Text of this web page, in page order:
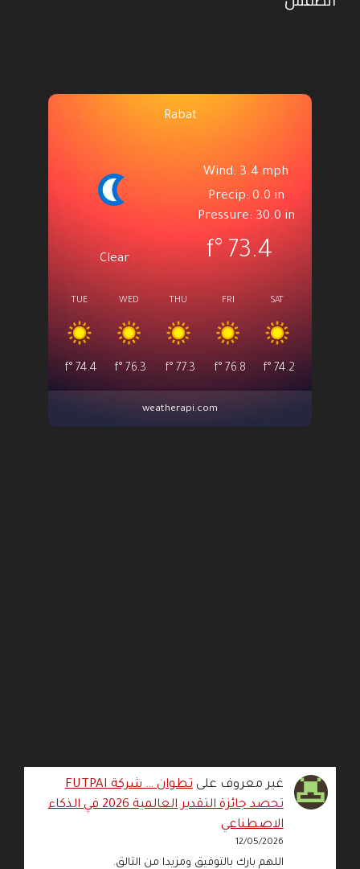
Rabat
Clear
Wind: 3.4 mph
Precip: 0.0 in
Pressure: 30.0 in
73.4
°f
TUE
74.4
°f
WED
76.3
°f
THU
77.3
°f
FRI
76.8
°f
SAT
74.2
°f
weatherapi.com
غير معروف على
تطوان … شركة FUTPAI
تحصد جائزة التقدير العالمية 2026 في الذكاء
الاصطناعي
12/05/2026
اللهم بارك بالتوفيق ومزيدا من التالق.